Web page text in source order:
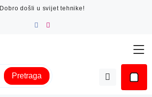
Dobro došli u svijet tehnike!
Pretraga